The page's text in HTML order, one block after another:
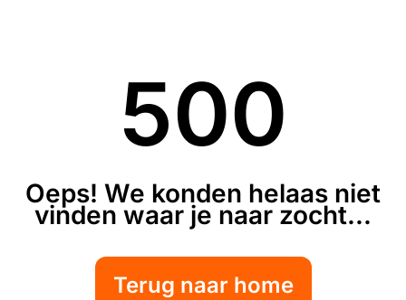
500
Oeps! We konden helaas niet
vinden waar je naar zocht...
Terug naar home